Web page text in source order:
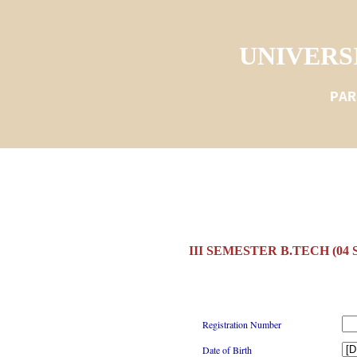
III SEMESTER B.TECH (04
Registration Number
Date of Birth